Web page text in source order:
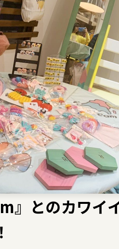
』とのカワ